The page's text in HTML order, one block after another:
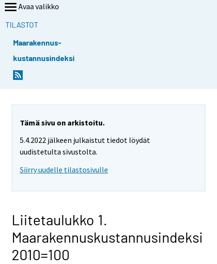
Avaa valikko
TILASTOT
Maarakennus-
kustannusindeksi
Tämä sivu on arkistoitu.
5.4.2022 jälkeen julkaistut tiedot löydät
uudistetulta sivustolta.
Siirry uudelle tilastosivulle
Liitetaulukko 1.
Maarakennuskustannusindeksi
2010=100